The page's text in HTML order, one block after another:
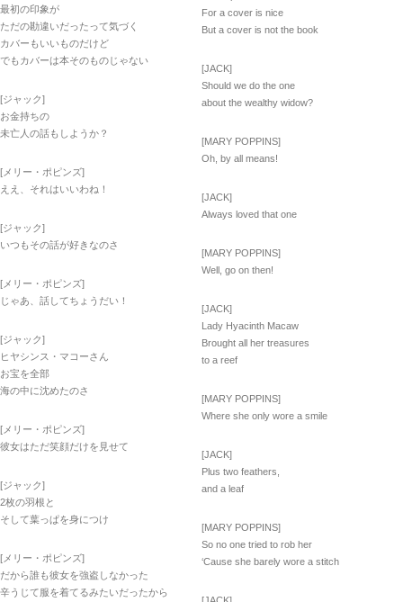
最初の印象が
ただの勘違いだったって気づく
カバーもいいものだけど
でもカバーは本そのものじゃない
[ジャック]
お金持ちの
未亡人の話もしようか？
[メリー・ポピンズ]
ええ、それはいいわね！
[ジャック]
いつもその話が好きなのさ
[メリー・ポピンズ]
じゃあ、話してちょうだい！
[ジャック]
ヒヤシンス・マコーさん
お宝を全部
海の中に沈めたのさ
[メリー・ポピンズ]
彼女はただ笑顔だけを見せて
[ジャック]
2枚の羽根と
そして葉っぱを身につけ
[メリー・ポピンズ]
だから誰も彼女を強盗しなかった
辛うじて服を着てるみたいだったから
For a cover is nice
But a cover is not the book
[JACK]
Should we do the one
about the wealthy widow?
[MARY POPPINS]
Oh, by all means!
[JACK]
Always loved that one
[MARY POPPINS]
Well, go on then!
[JACK]
Lady Hyacinth Macaw
Brought all her treasures
to a reef
[MARY POPPINS]
Where she only wore a smile
[JACK]
Plus two feathers,
and a leaf
[MARY POPPINS]
So no one tried to rob her
‘Cause she barely wore a stitch